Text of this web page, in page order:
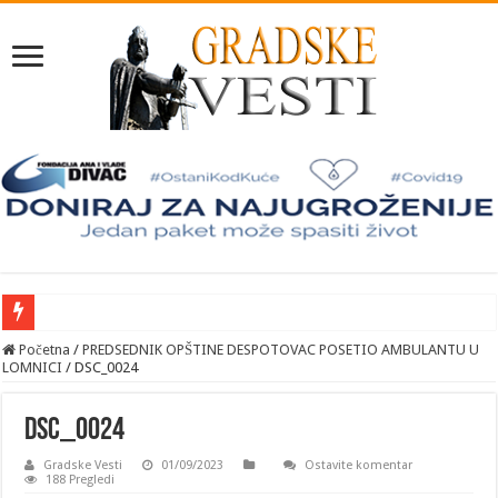
RADOVI NA TERITORIJI OPŠTINE DESPOTOVAC
OTVORENI 34. DANI SRPSKOGA DUHOVNOG PREOBRAŽENJA
MINISTAR POLJOPRIVREDE DRAGAN GLAMOČIĆ OBIŠAO
Početna / PREDSEDNIK OPŠTINE DESPOTOVAC POSETIO AMBULANTU U
LOMNICI / DSC_0024
DSC_0024
Gradske Vesti 01/09/2023
Ostavite komentar
188 Pregledi